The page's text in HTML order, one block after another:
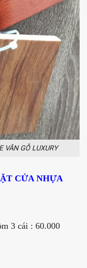
VÂN GỖ LUXURY
CỬA NHỰA
3 cái : 60.000